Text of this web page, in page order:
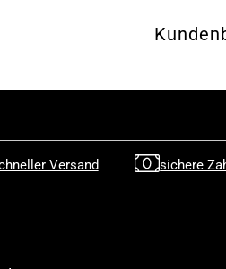
Versand sichere